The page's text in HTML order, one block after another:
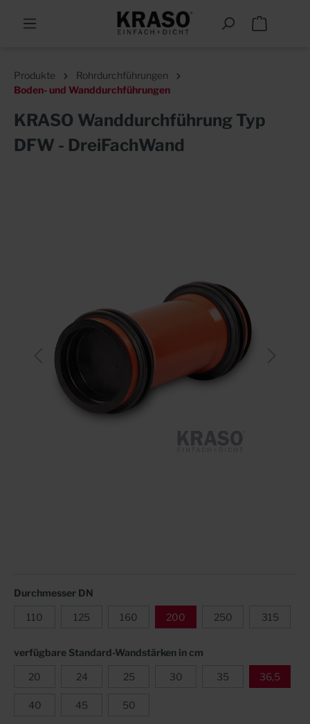
Produkte
Rohrdurchführungen
Boden- und Wanddurchführungen
KRASO Wanddurchführung Typ
DFW - DreiFachWand
Durchmesser DN
110 125 160 200 250 315
verfügbare Standard-Wandstärken in cm
20 24 25 30 35 36,5
40 45 50